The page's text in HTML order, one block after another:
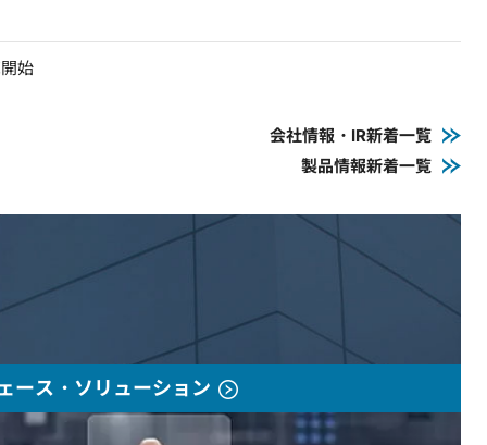
始
会社情報・IR新着一覧
製品情報新着一覧
ース・ソリューション